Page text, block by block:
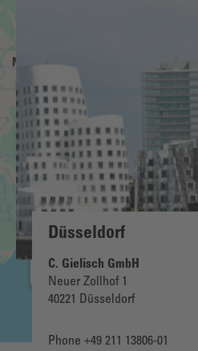
We need your consent
Maps
We use a third party
content that may collect
Please review the details
to see this
More
Düsseldorf
C. Gielisch GmbH
Neuer Zollhof 1
40221 Düsseldorf
Phone +49 211 13806-01